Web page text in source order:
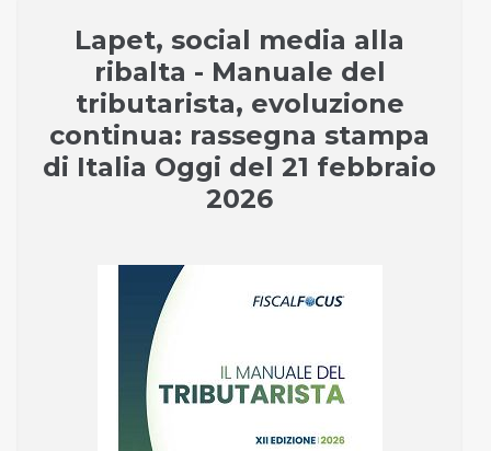
Lapet, social media alla
ribalta - Manuale del
tributarista, evoluzione
continua: rassegna stampa
di Italia Oggi del 21 febbraio
2026